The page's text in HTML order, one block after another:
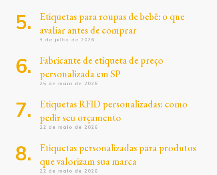
Etiquetas para roupas de bebê: o que
avaliar antes de comprar
3 de julho de 2026
Fabricante de etiqueta de preço
personalizada em SP
25 de maio de 2026
Etiquetas RFID personalizadas: como
pedir seu orçamento
22 de maio de 2026
Etiquetas personalizadas para produtos
que valorizam sua marca
22 de maio de 2026